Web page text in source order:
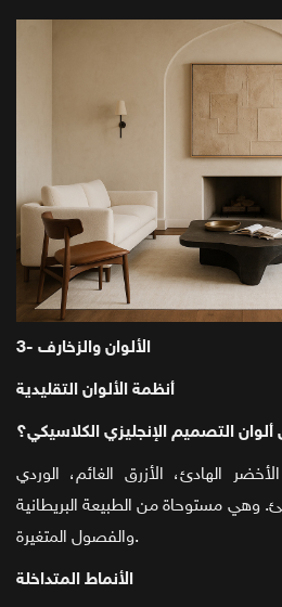
3- الألوان والزخارف
أنظمة الألوان التقليدية
التصميم الإنجليزي الكلاسيكي؟
الهادئ، الأزرق الغائم، الوردي
وهي مستوحاة من الطبيعة البريطانية
والفصول المتغيرة.
الأنماط المتداخلة